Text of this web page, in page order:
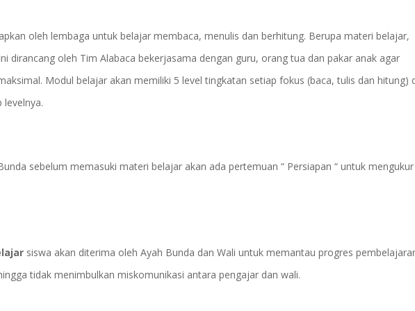
oleh lembaga untuk belajar membaca, menulis dan berhitung. Berupa materi belajar,
dirancang oleh Tim Alabaca bekerjasama dengan guru, orang tua dan pakar anak agar
Modul belajar akan memiliki 5 level tingkatan setiap fokus (baca, tulis dan hitung)
levelnya.
sebelum memasuki materi belajar akan ada pertemuan “ Persiapan “ untuk mengukur
siswa akan diterima oleh Ayah Bunda dan Wali untuk memantau progres
tidak menimbulkan miskomunikasi antara pengajar dan wali.